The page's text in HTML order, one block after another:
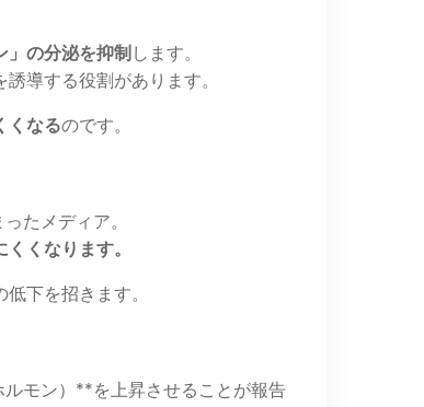
」の分泌を抑制します。
導する役割があります。
くなるのです。
たメディア。
くなります。
下を招きます。
モン）**を上昇させることが報告